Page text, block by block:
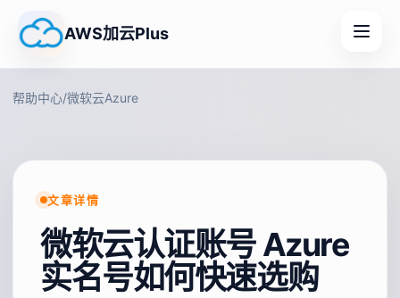
AWS加云Plus
帮助中心/微软云Azure
文章详情
微软云认证账号 Azure
实名号如何快速选购